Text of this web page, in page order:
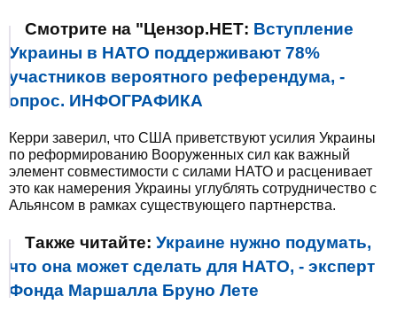
Смотрите на "Цензор.НЕТ: Вступление
Украины в НАТО поддерживают 78%
участников вероятного референдума, -
опрос. ИНФОГРАФИКА
Керри заверил, что США приветствуют усилия Украины
по реформированию Вооруженных сил как важный
элемент совместимости с силами НАТО и расценивает
это как намерения Украины углублять сотрудничество с
Альянсом в рамках существующего партнерства.
Также читайте: Украине нужно подумать,
что она может сделать для НАТО, - эксперт
Фонда Маршалла Бруно Лете